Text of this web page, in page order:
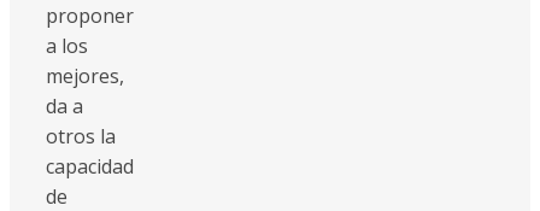
proponer
a los
mejores,
da a
otros la
capacidad
de